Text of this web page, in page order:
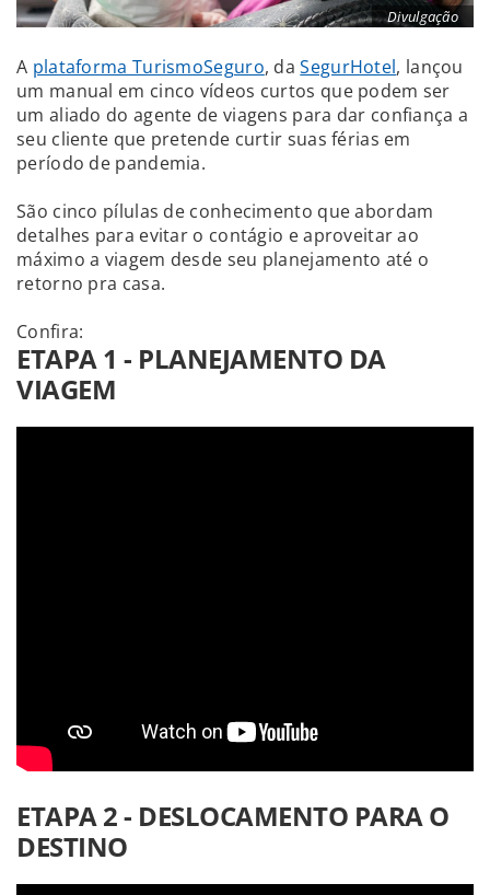
Divulgação
A plataforma TurismoSeguro, daSegurHotel, lançou
um manual em cinco vídeos curtos que podem ser
um aliado do agente de viagens para dar confiança a
seu cliente que pretende curtir suas férias em
período de pandemia.
São cinco pílulas de conhecimento que abordam
detalhes para evitar o contágio e aproveitar ao
máximo a viagem desde seu planejamento até o
retorno pra casa.
Confira:
ETAPA 1 - PLANEJAMENTO DA
VIAGEM
ETAPA 2 - DESLOCAMENTO PARA O
DESTINO